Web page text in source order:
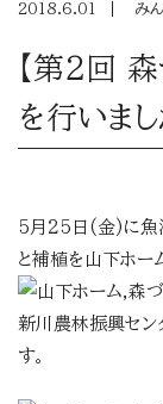
2018.6.01 み
【第2回
を行いまし
5月25日(金)に魚
と補植を山下ホー
新川農林振興セン
す。